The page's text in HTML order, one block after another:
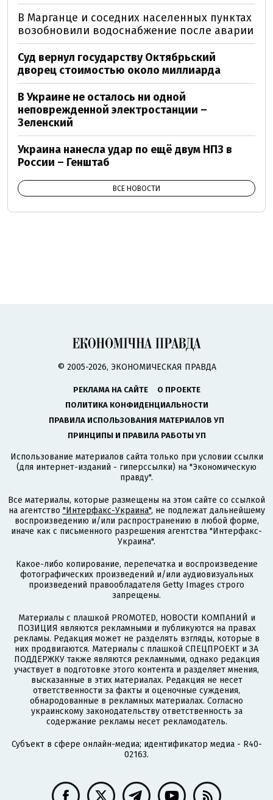
В Марганце и соседних населенных пунктах
возобновили водоснабжение после аварии
Суд вернул государству Октябрьский
дворец стоимостью около миллиарда
В Украине не осталось ни одной
неповрежденной электростанции –
Зеленский
Украина нанесла удар по ещё двум НПЗ в
России – Генштаб
ВСЕ НОВОСТИ
© 2005-2026, ЭКОНОМИЧЕСКАЯ ПРАВДА
РЕКЛАМА НА САЙТЕ
О ПРОЕКТЕ
ПОЛИТИКА КОНФИДЕНЦИАЛЬНОСТИ
ПРАВИЛА ИСПОЛЬЗОВАНИЯ МАТЕРИАЛОВ УП
ПРИНЦИПЫ И ПРАВИЛА РАБОТЫ УП
Использование материалов сайта только при условии ссылки
(для интернет-изданий - гиперссылки) на "Экономическую
правду".
Все материалы, которые размещены на этом сайте со ссылкой
на агентство "Интерфакс-Украина", не подлежат дальнейшему
воспроизведению и/или распространению в любой форме,
иначе как с письменного разрешения агентства "Интерфакс-
Украина".
Какое-либо копирование, перепечатка и воспроизведение
фотографических произведений и/или аудиовизуальных
произведений правообладателя Getty Images строго
запрещены.
Материалы с плашкой PROMOTED, НОВОСТИ КОМПАНИЙ и
ПОЗИЦИЯ являются рекламными и публикуются на правах
рекламы. Редакция может не разделять взгляды, которые в
них продвигаются. Материалы с плашкой СПЕЦПРОЕКТ и ЗА
ПОДДЕРЖКУ также являются рекламными, однако редакция
участвует в подготовке этого контента и разделяет мнения,
высказанные в этих материалах. Редакция не несет
ответственности за факты и оценочные суждения,
обнародованные в рекламных материалах. Согласно
украинскому законодательству ответственность за
содержание рекламы несет рекламодатель.
Субъект в сфере онлайн-медиа; идентификатор медиа - R40-
02163.